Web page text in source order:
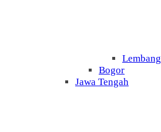
Lembang
Bogor
Jawa Tengah